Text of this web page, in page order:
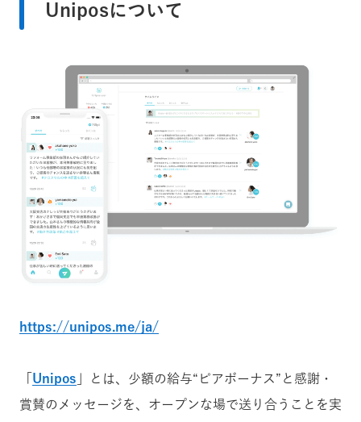
Uniposについて
https://unipos.me/ja/
Unipos 」とは、少額の給与“ピアボーナス”と感謝・
賞賛のメッセージを、オープンな場で送り合うことを実